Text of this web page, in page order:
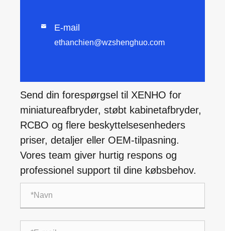
 E-mail
ethanchien@wzshenghuo.com
Send din forespørgsel til XENHO for
miniatureafbryder, støbt kabinetafbryder,
RCBO og flere beskyttelsesenheders
priser, detaljer eller OEM-tilpasning.
Vores team giver hurtig respons og
professionel support til dine købsbehov.